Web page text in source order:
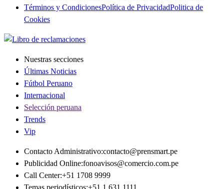
Términos y CondicionesPolítica de PrivacidadPolitica de
Cookies
Nuestras secciones
Últimas Noticias
Fútbol Peruano
Internacional
Selección peruana
Trends
Vip
Contacto Administrativo:contacto@prensmart.pe
Publicidad Online:fonoavisos@comercio.com.pe
Call Center:+51 1708 9999
Temas periodísticos:+51 1 631 1111